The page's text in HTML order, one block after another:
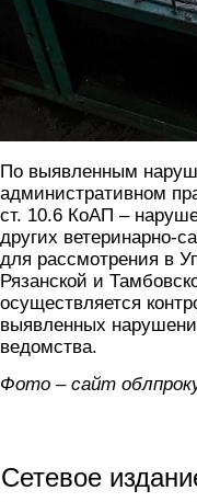
По выявленным
административном
ст. 10.6 КоАП –
других ветеринарно-
для рассмотрения в
Рязанской и
осуществляется
выявленных
ведомства.
Фото – сайт
Сетевое